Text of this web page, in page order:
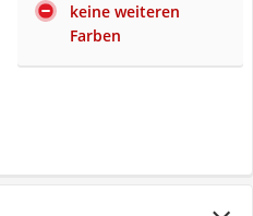
keine weiteren
Farben